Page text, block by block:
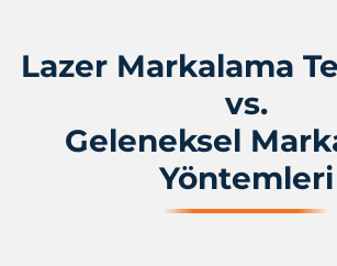
Lazer Markalama
vs.
Geleneksel
Yöntemleri